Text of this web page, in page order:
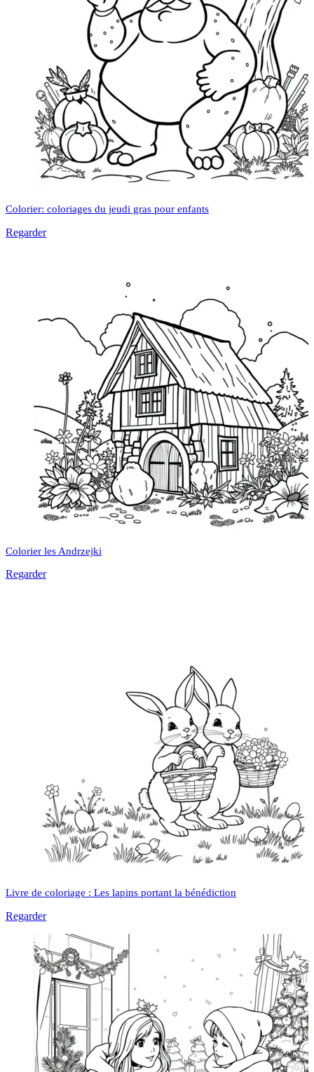
Colorier: coloriages du jeudi gras pour enfants
Regarder
Colorier les Andrzejki
Regarder
Livre de coloriage : Les lapins portant la bénédiction
Regarder